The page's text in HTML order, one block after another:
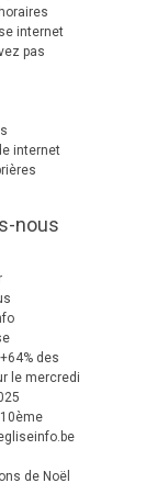
internet
pas
internet
nous
des
le mercredi
de Noël